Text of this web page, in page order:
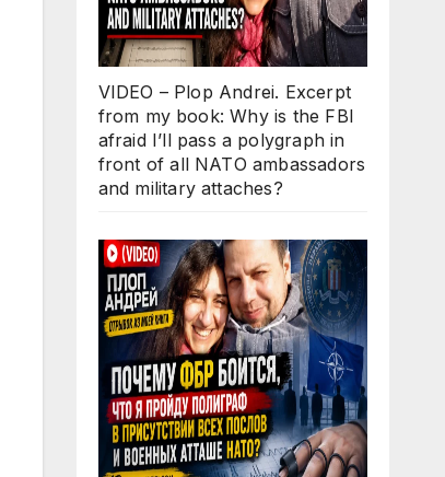
VIDEO – Plop Andrei. Excerpt
from my book: Why is the FBI
afraid I’ll pass a polygraph in
front of all NATO ambassadors
and military attaches?